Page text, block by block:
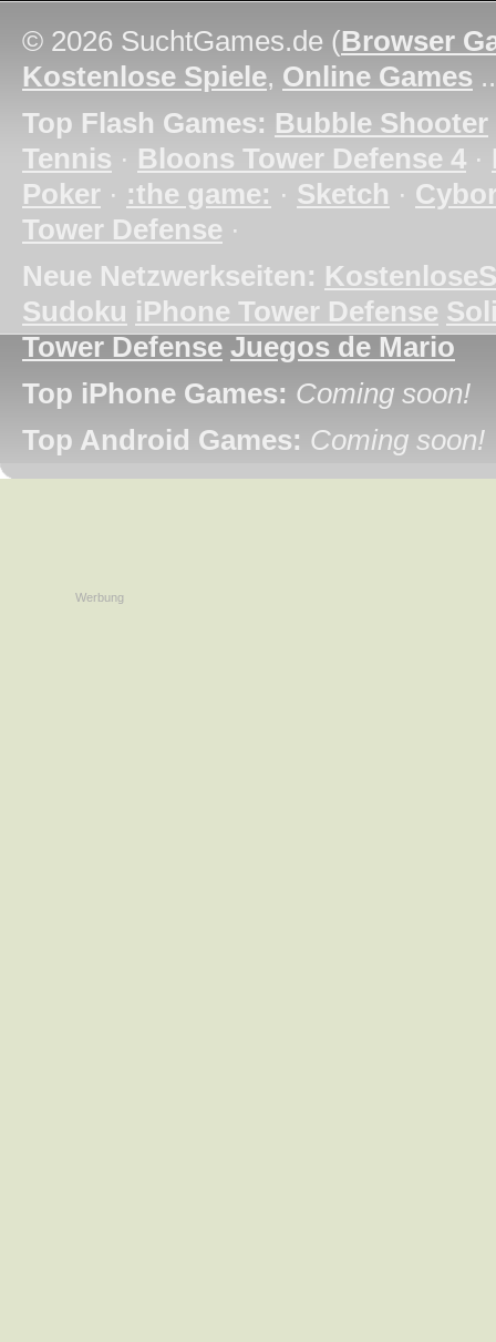
© 2026 SuchtGames.de (Browser
Kostenlose Spiele, Online Games
Top Flash Games: Bubble Shooter
Tennis · Bloons Tower Defense 4 ·
Poker · :the game: · Sketch ·
Tower Defense ·
Neue Netzwerkseiten:
Sudoku iPhone Tower Defense
Tower Defense Juegos de Mario
Top iPhone Games: Coming soon!
Top Android Games: Coming soon!
Werbung